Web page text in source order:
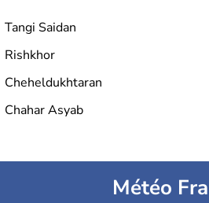
Tangi Saidan
Rishkhor
Cheheldukhtaran
Chahar Asyab
Météo